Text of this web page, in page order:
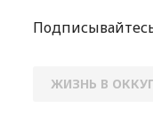
ЖИЗНЬ В